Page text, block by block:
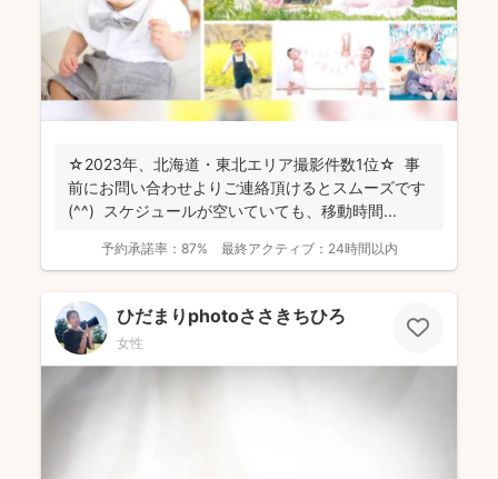
☆2023年、北海道・東北エリア撮影件数1位☆ 事
前にお問い合わせよりご連絡頂けるとスムーズです
(^^) スケジュールが空いていても、移動時間...
予約承諾率： 87% 最終アクティブ： 24時間以内
ひだまりphotoささきちひろ
女性